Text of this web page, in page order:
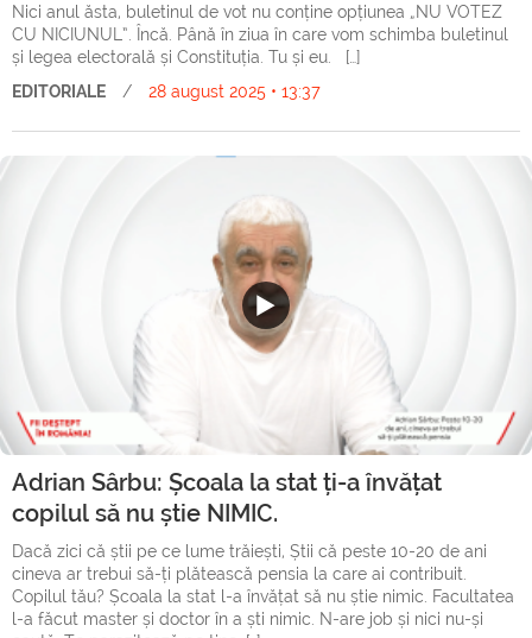
Nici anul ăsta, buletinul de vot nu conține opțiunea „NU VOTEZ
CU NICIUNUL”. Încă. Până în ziua în care vom schimba buletinul
și legea electorală și Constituția. Tu și eu. […]
EDITORIALE
/ 28 august 2025 • 13:37
Adrian Sârbu: Școala la stat ți-a învățat
copilul să nu știe NIMIC.
Dacă zici că știi pe ce lume trăiești, Știi că peste 10-20 de ani
cineva ar trebui să-ți plătească pensia la care ai contribuit.
Copilul tău? Școala la stat l-a învățat să nu știe nimic. Facultatea
l-a făcut master și doctor în a ști nimic. N-are job și nici nu-și